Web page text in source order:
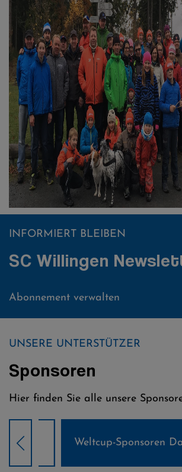
INFORMIERT BLEIBEN
SC Willingen
Abonnement verwalten
UNSERE UNTERSTÜTZER
Sponsoren
Hier finden Sie alle unsere
Weltcup-Sponsoren Damen